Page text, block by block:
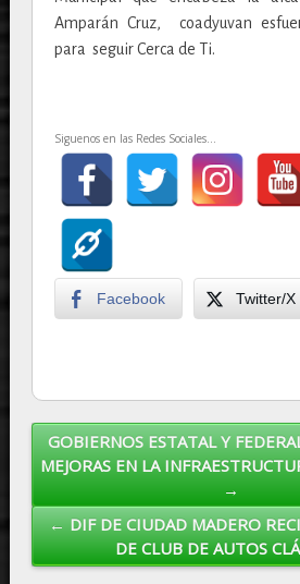
Amparán Cruz, coadyuvan
para seguir Cerca de Ti.
Siguenos en las Redes Sociales...
Facebook Twitter/X
Post navigation
GOBIERNOS ESTATAL Y
MEJORAS EN LA
→
← DIF DE CIUDAD MADERO
DE CLUB DE AUTOS